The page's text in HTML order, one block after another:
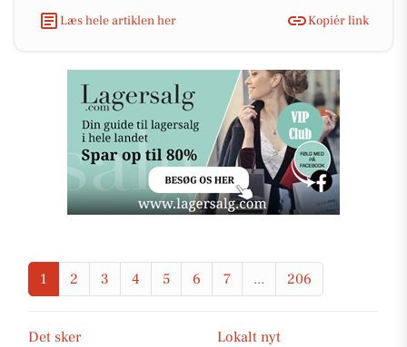
Læs hele artiklen her
Kopiér link
1 2 3 4 5 6 7 ... 206
Det sker
Lokalt nyt